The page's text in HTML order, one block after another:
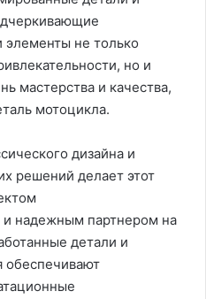
элементы не только
но и
мастерства и качества,
мотоцикла.
дизайна и
решений делает этот
и надежным партнером на
детали и